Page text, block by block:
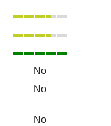
No
No
No